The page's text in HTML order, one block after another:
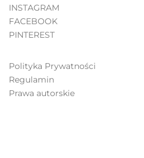
INSTAGRAM
FACEBOOK
PINTEREST
Polityka Prywatności
Regulamin
Prawa autorskie